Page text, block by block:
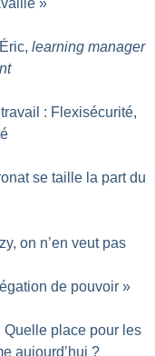
»
learning manager
: Flexisécurité,
se taille la part du
on n’en veut pas
de pouvoir »
Quelle place pour les
aujourd’hui ?